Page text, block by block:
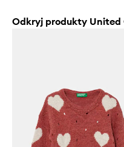
Odkryj produkty United